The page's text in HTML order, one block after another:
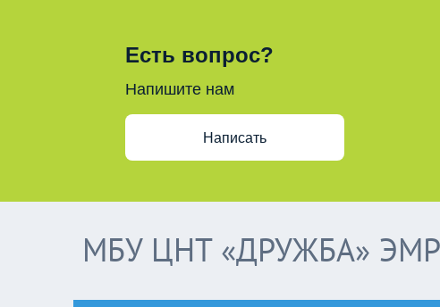
Есть вопрос?
Напишите нам
Написать
МБУ ЦНТ «ДРУЖБА» ЭМР